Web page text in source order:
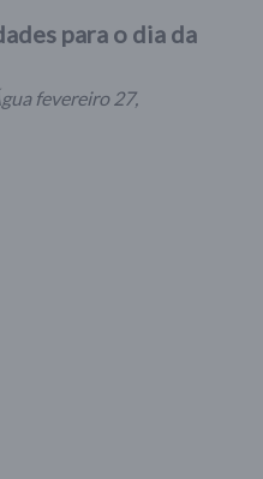
para o dia da
fevereiro 27,